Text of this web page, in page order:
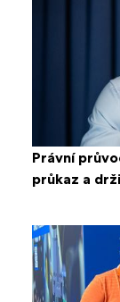
Právní
průkaz a